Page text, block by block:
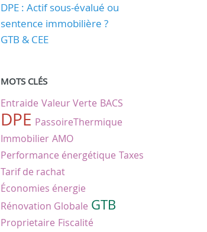
DPE : Actif sous-évalué ou
sentence immobilière ?
GTB & CEE
MOTS CLÉS
Entraide Valeur Verte BACS
DPE PassoireThermique
Immobilier AMO
Performance énergétique Taxes
Tarif de rachat
Économies énergie
Rénovation Globale GTB
Proprietaire Fiscalité